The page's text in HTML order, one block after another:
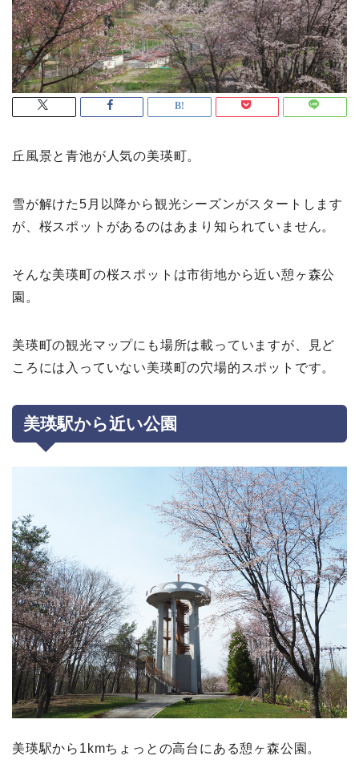
丘風景と青池が人気の美瑛町。
雪が解けた5月以降から観光シーズンがスタートします
が、桜スポットがあるのはあまり知られていません。
そんな美瑛町の桜スポットは市街地から近い憩ヶ森公
園。
美瑛町の観光マップにも場所は載っていますが、見ど
ころには入っていない美瑛町の穴場的スポットです。
美瑛駅から近い公園
美瑛駅から1kmちょっとの高台にある憩ヶ森公園。